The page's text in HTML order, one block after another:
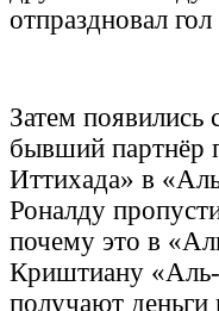
отпраздновал
Затем появились
бывший партнёр
Иттихада» в
Роналду
почему это в
Криштиану
получают деньги